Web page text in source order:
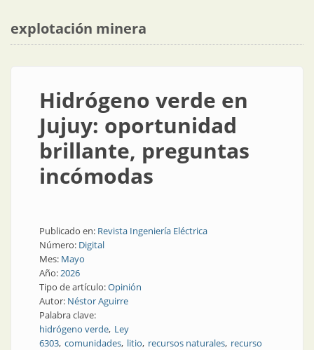
explotación minera
Hidrógeno verde en
Jujuy: oportunidad
brillante, preguntas
incómodas
Publicado en: Revista Ingeniería Eléctrica
Número: Digital
Mes: Mayo
Año:2026
Tipo de artículo:Opinión
Autor: Néstor Aguirre
Palabra clave:
hidrógeno verde Ley
6303 comunidades litio recursos naturales recurso